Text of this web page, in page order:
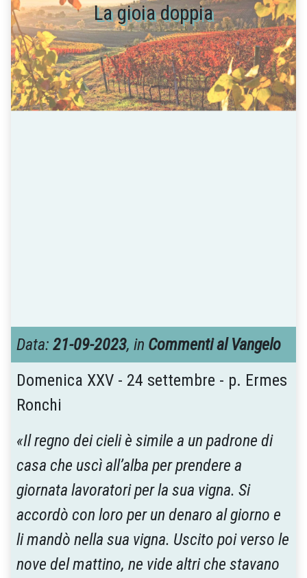
La gioia doppia
Data: 21-09-2023, in Commenti al Vangelo
Domenica XXV - 24 settembre - p. Ermes
Ronchi
«Il regno dei cieli è simile a un padrone di
casa che uscì all’alba per prendere a
giornata lavoratori per la sua vigna. Si
accordò con loro per un denaro al giorno e
li mandò nella sua vigna. Uscito poi verso le
nove del mattino, ne vide altri che stavano